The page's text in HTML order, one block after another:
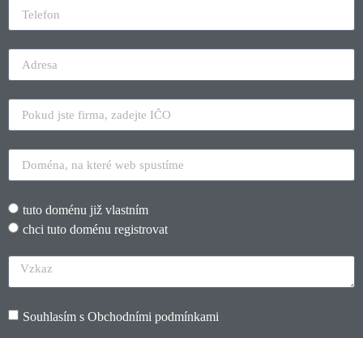
tuto doménu již vlastním
chci tuto doménu registrovat
Souhlasím s Obchodními podmínkami